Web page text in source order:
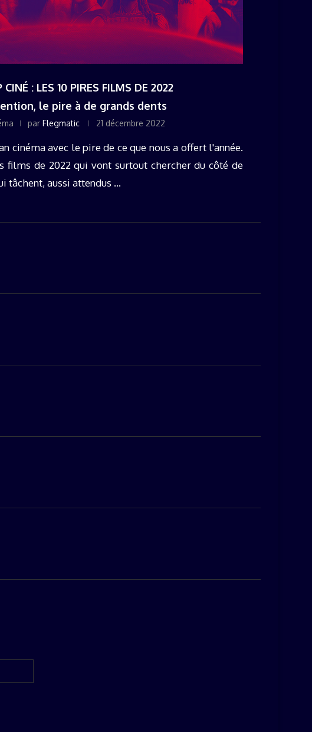
CINÉ : LES 10 PIRES FILMS DE 2022
le pire à de grands dents
par Flegmatic 21 décembre 2022
cinéma avec le pire de ce que nous a offert l'année.
films de 2022 qui vont surtout chercher du côté de
tâchent, aussi attendus ...